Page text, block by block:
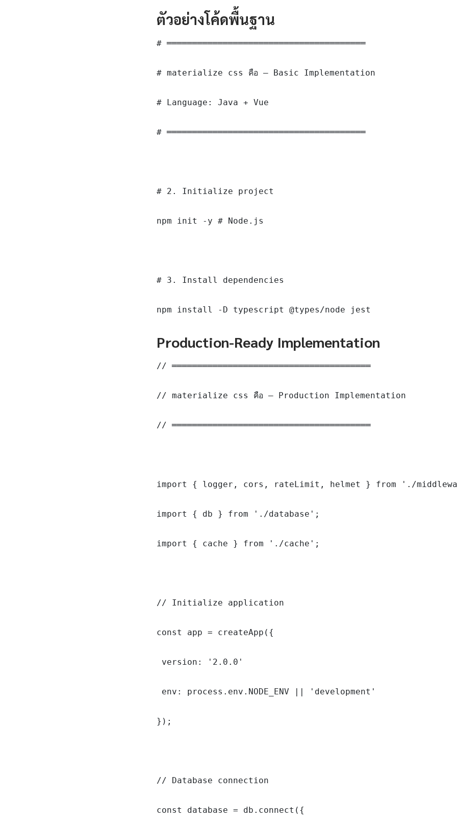
ตัวอย่างโค้ดพื้นฐาน
# ═══════════════════════════════════════
# materialize css คือ — Basic Implementation
# Language: Java + Vue
# ═══════════════════════════════════════
# 2. Initialize project
npm init -y # Node.js
# 3. Install dependencies
npm install -D typescript @types/node jest
Production-Ready Implementation
// ═══════════════════════════════════════
// materialize css คือ — Production Implementation
// ═══════════════════════════════════════
import { logger, cors, rateLimit, helmet } from './
import { db } from './database';
import { cache } from './cache';
// Initialize application
const app = createApp({
version: '2.0.0'
env: process.env.NODE_ENV || 'development'
});
// Database connection
const database = db.connect({